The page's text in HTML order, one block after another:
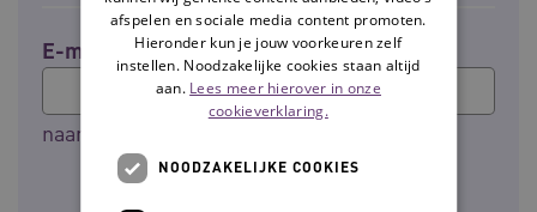
E-mailadres
naam@bedrijf.nl
afspelen en sociale media content promoten.
Hieronder kun je jouw voorkeuren zelf
instellen. Noodzakelijke cookies staan altijd
aan. Lees meer hierover in onze
cookieverklaring.
NOODZAKELIJKE COOKIES